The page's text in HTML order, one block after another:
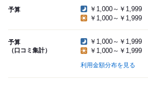
予算
￥1,000～￥1,999
￥1,000～￥1,999
予算
（口コミ集計）
￥1,000～￥1,999
￥1,000～￥1,999
利用金額分布を見る